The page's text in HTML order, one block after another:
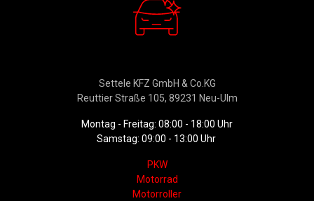
Settele KFZ GmbH & Co.KG
Reuttier Straße 105, 89231 Neu-Ulm
Montag - Freitag: 08:00 - 18:00 Uhr
Samstag: 09:00 - 13:00 Uhr
PKW
Motorrad
Motorroller